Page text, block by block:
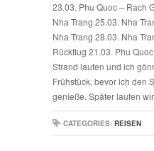
23.03. Phu Quoc – Rach
Nha Trang 25.03. Nha
Nha Trang 28.03. Nha
Rückflug 21.03. Phu
Strand laufen und ich
Frühstück, bevor ich den
genieße. Später laufen
CATEGORIES: REISEN